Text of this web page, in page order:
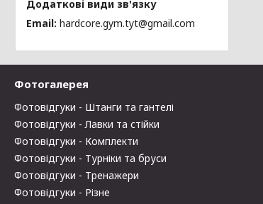
Email hardcore.gym.tyt@gmail.com
Фотогалерея
Фотовідгуки - Штанги та гантелі
Фотовідгуки - Лавки та стійки
Фотовідгуки - Комплекти
Фотовідгуки - Турніки та бруси
Фотовідгуки - Тренажери
Фотовідгуки - Різне